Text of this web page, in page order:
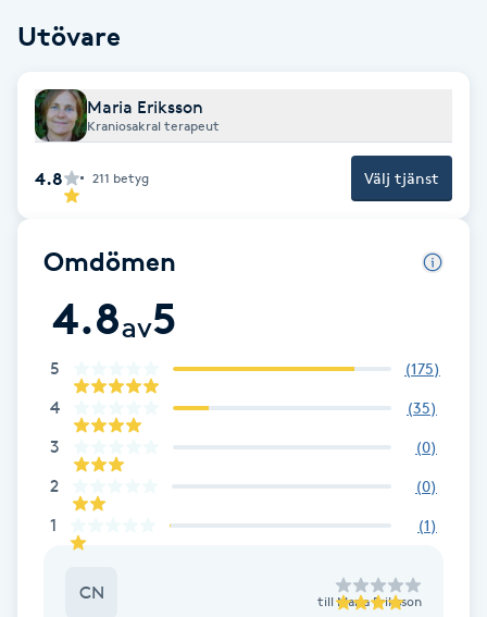
Brynformning
Brynfärgning
Brynplockning
Bröllopsuppsättning
Celluliter
Coachning
Color correction
Cryoterapi
Damklippning
Utövare
Maria Eriksson
Kraniosakral terapeut
4.8 211 betyg Välj tjänst
Omdömen
4.8av5
5 (175)
4 (35)
3 (0)
2 (0)
1 (1)
CN till Maria Eriksson